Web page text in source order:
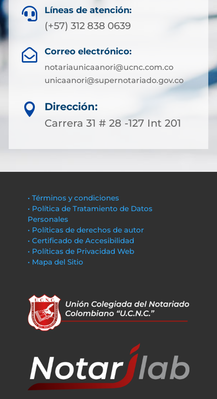
 Líneas de atención:
(+57) 312 838 0639
 Correo electrónico:
notariaunicaanori@ucnc.com.co
unicaanori@supernotariado.gov.co

Dirección:
Carrera 31 # 28 -127 Int 201
• Términos y condiciones
• Política de Tratamiento de Datos
Personales
• Políticas de derechos de autor
• Certificado de Accesibilidad
• Políticas de Privacidad Web
• Mapa del Sitio